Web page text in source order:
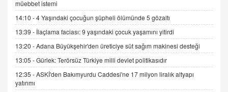
Kış Ayları Geldi, Hangi Önlemler Alınmalı?
9.12.2025 10:11
İNCİ GÜL AKÖL
Trump Keşke Adana'yı da Ziyaret Etse...
06.07.2026 13:00
müebbet istemi
14:10 -4 Yaşındaki çocuğun şüpheli ölümünde 5 gözaltı
13:39 - İlaçlama faciası: 9 yaşındaki çocuk yaşamını yitirdi
13:20 -Adana Büyükşehir'den üreticiye süt sağım makinesi desteği
13:05 -Gürlek: Terörsüz Türkiye milli devlet politikasıdır
12:35 -ASKİ'den Bakımyurdu Caddesi'ne 17 milyon liralık altyapı
yatırımı